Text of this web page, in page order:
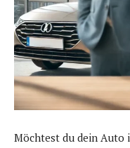
Möchtest du dein Auto